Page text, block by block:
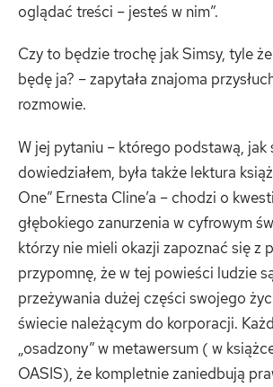
oglądać treści – jesteś w nim”.
Czy to będzie trochę jak Simsy, tyle
będę ja? – zapytała znajoma
rozmowie.
W jej pytaniu – którego podstawą, jak
dowiedziałem, była także lektura
One” Ernesta Cline’a – chodzi o
głębokiego zanurzenia w cyfrowym
którzy nie mieli okazji zapoznać się z
przypomnę, że w tej powieści ludzie
przeżywania dużej części swojego
świecie należącym do korporacji.
„osadzony” w metawersum ( w
OASIS), że kompletnie zaniedbują